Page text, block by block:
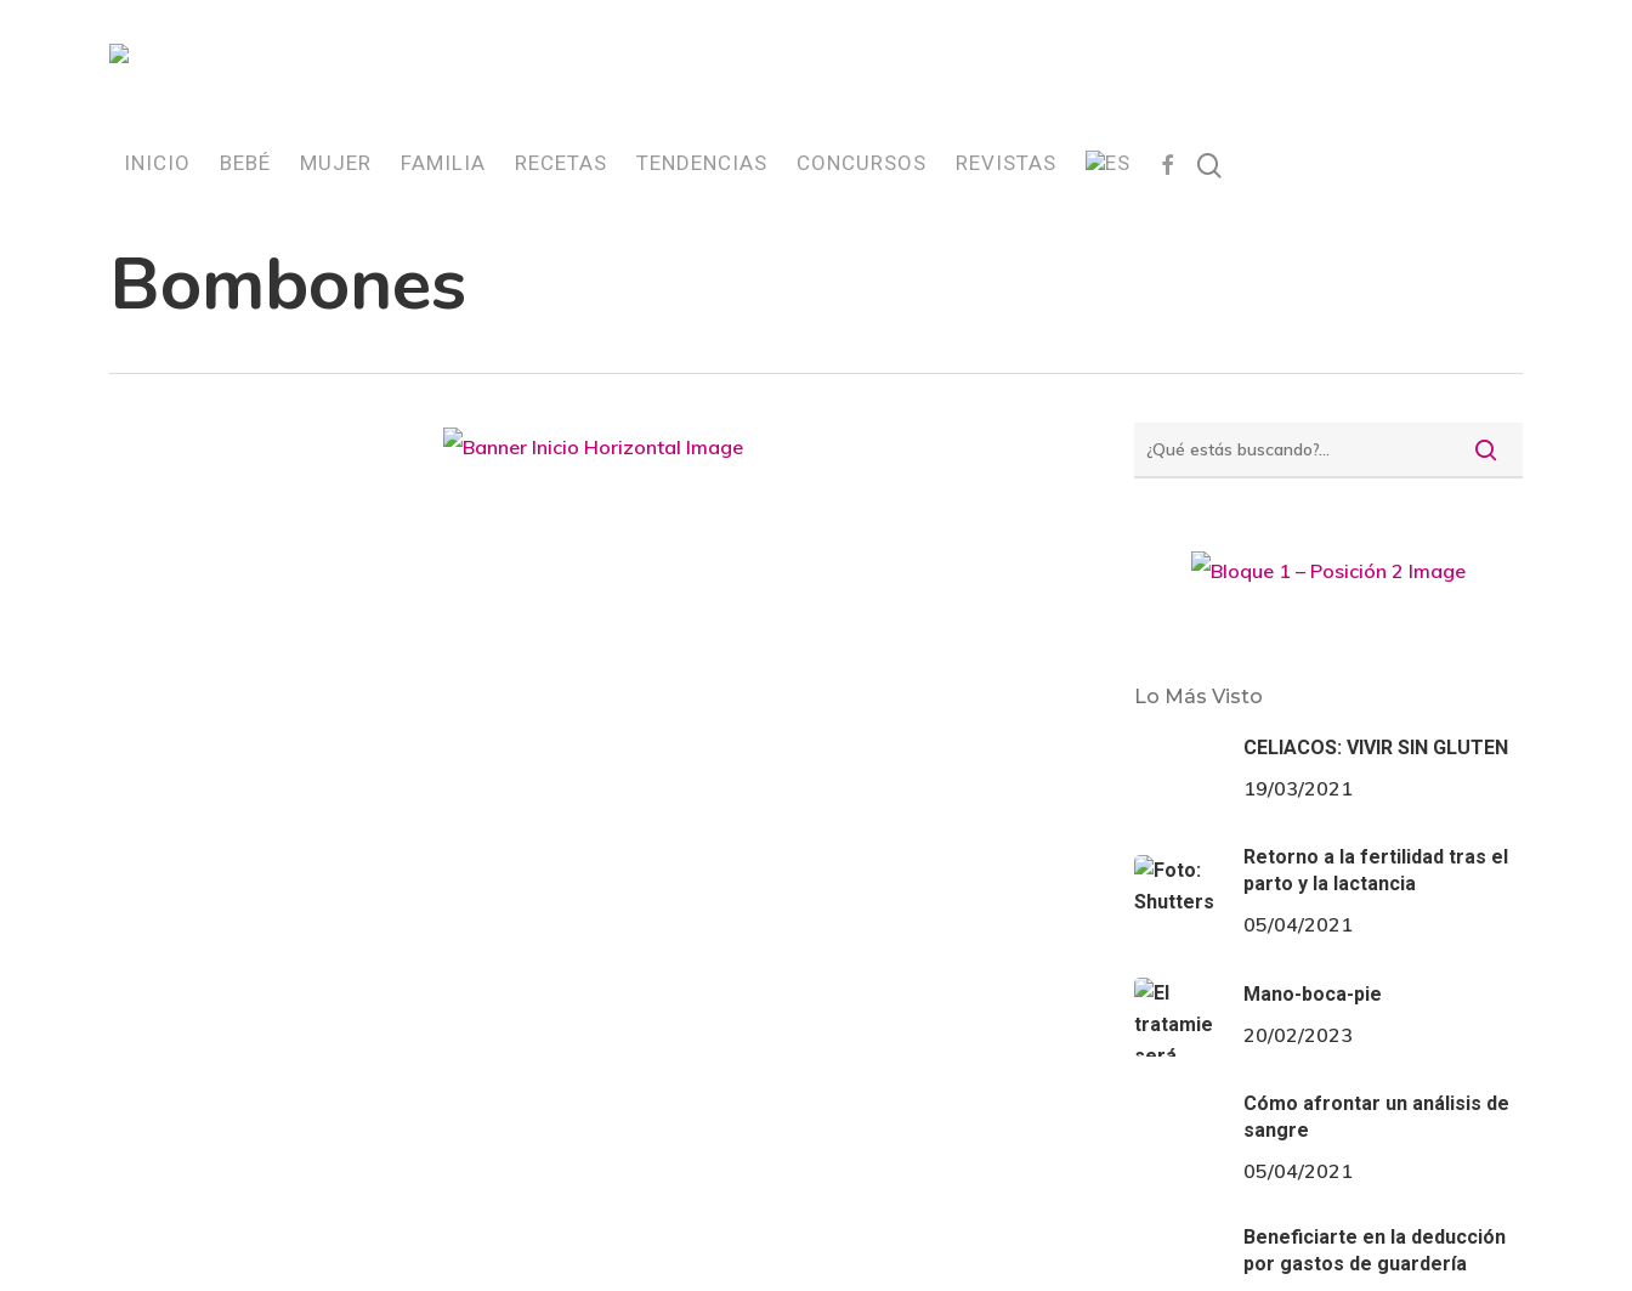
INICIO BEBÉ MUJER FAMILIA RECETAS TENDENCIAS CONCURSOS REVISTAS FACEBOOK
Bombones
Lo Más Visto
CELIACOS: VIVIR SIN GLUTEN
19/03/2021
Retorno a la fertilidad tras el
parto y la lactancia
05/04/2021
Mano-boca-pie
20/02/2023
Cómo afrontar un análisis de
sangre
05/04/2021
Beneficiarte en la deducción
por gastos de guardería